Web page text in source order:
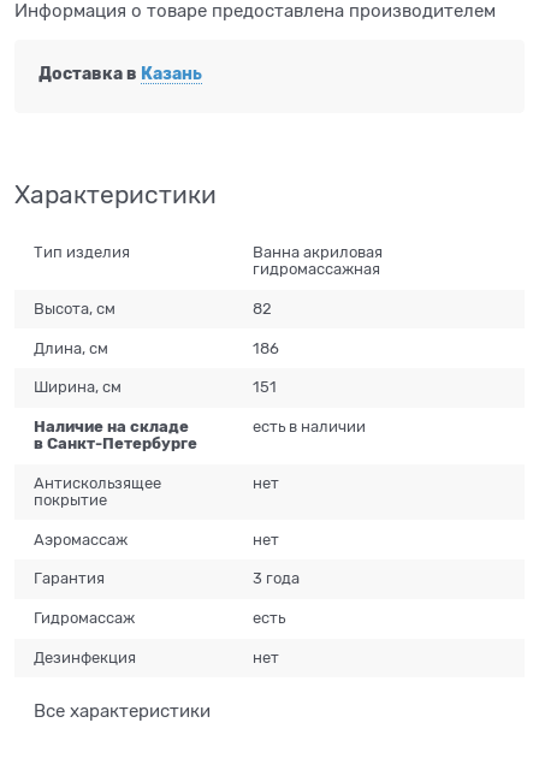
Информация о товаре предоставлена производителем
Доставка в Казань
Характеристики
Тип изделия
Ванна акриловая
гидромассажная
Высота, см 82
Длина, см 186
Ширина, см 151
Наличие на складе
в Санкт-Петербурге
есть в наличии
Антискользящее
покрытие
нет
Аэромассаж нет
Гарантия 3 года
Гидромассаж есть
Дезинфекция нет
Все характеристики